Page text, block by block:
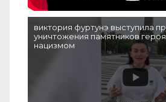
виктория фуртунэ выступила
уничтожения памятников
нацизмом